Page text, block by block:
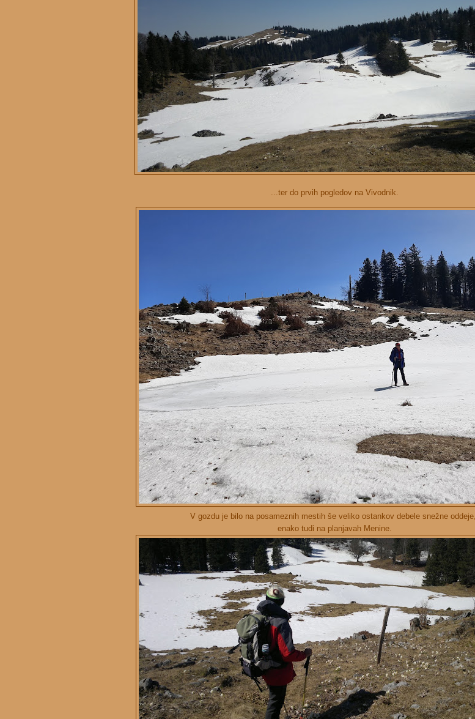
...ter do prvih pogledov na Vivodnik.
V gozdu je bilo na posameznih mestih še veliko ostankov debele snežne oddeje,
enako tudi na planjavah Menine.